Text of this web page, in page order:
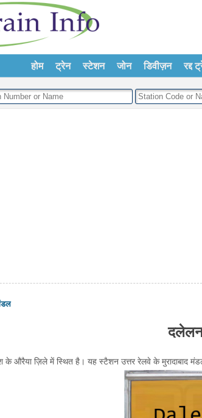
होम ट्रेन स्टेशन जोन डिवीज़न रद्द
औरैया ज़िले में स्थित है। यह स्टैशन उत्तर रेलवे के मुरादाबाद